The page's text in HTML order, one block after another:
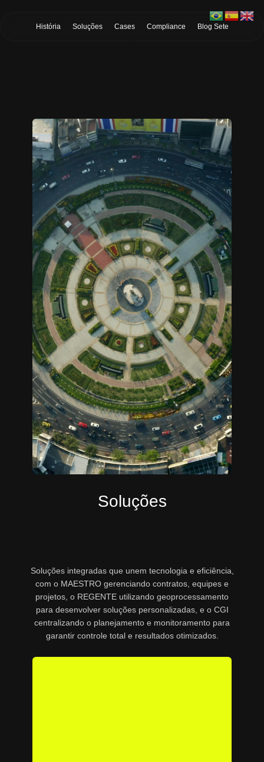
História Soluções Cases Compliance Blog Sete
Soluções
Soluções integradas que unem tecnologia e eficiência,
com o MAESTRO gerenciando contratos, equipes e
projetos, o REGENTE utilizando geoprocessamento
para desenvolver soluções personalizadas, e o CGI
centralizando o planejamento e monitoramento para
garantir controle total e resultados otimizados.